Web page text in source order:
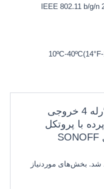
Be the first to review “رله 4 خروجی
با پروتکل
وایفای و کنترل RF مدل SONOFF
شد. بخش‌های موردنیاز